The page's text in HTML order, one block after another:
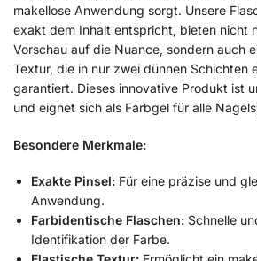
makellose Anwendung sorgt. Unsere
exakt dem Inhalt entspricht, bieten nicht
Vorschau auf die Nuance, sondern auch
Textur, die in nur zwei dünnen Schichten
garantiert. Dieses innovative Produkt ist
und eignet sich als Farbgel für alle
Besondere Merkmale:
Exakte Pinsel: Für eine präzise und
Anwendung.
Farbidentische Flaschen: Schnelle
Identifikation der Farbe.